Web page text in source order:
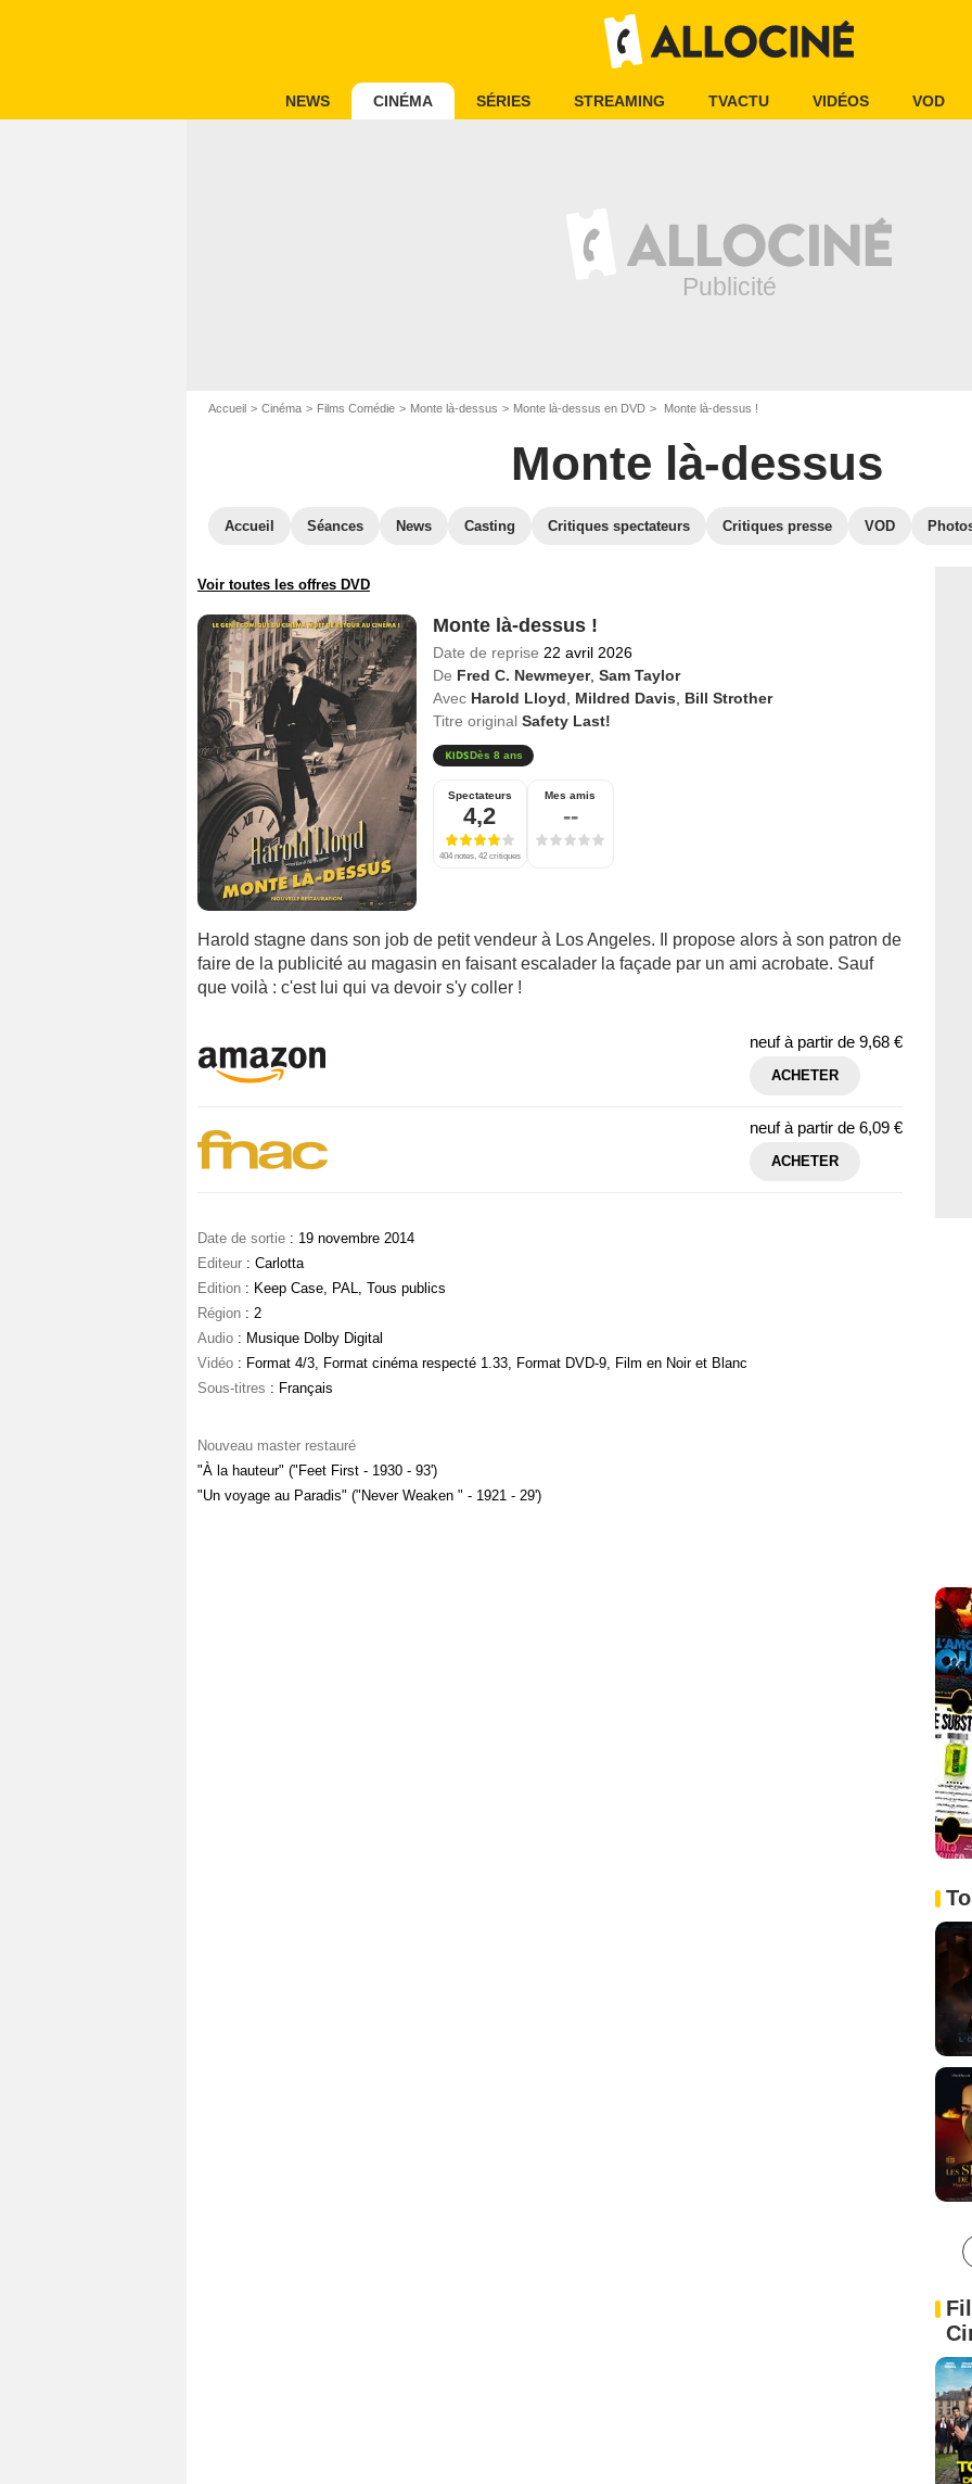
NEWS CINÉMA SÉRIES STREAMING TVACTU VIDÉOS VOD
Accueil Cinéma Films Comédie Monte là-dessus Monte là-dessus en DVD Monte là-dessus !
Monte là-dessus
Accueil Séances News Casting Critiques spectateurs Critiques presse VOD
Voir toutes les offres DVD
Monte là-dessus !
Date de reprise 22 avril 2026
De Fred C. Newmeyer, Sam Taylor
Avec Harold Lloyd Mildred Davis
Bill Strother
Titre original Safety Last!
Dès 8 ans
Spectateurs
4,2
404 notes, 42 critiques
Mes amis
--
Harold stagne dans son job de petit vendeur à Los Angeles. Il propose alors à son patron de
faire de la publicité au magasin en faisant escalader la façade par un ami acrobate. Sauf
que voilà : c'est lui qui va devoir s'y coller !
neuf à partir de 9,68 €
ACHETER
neuf à partir de 6,09 €
ACHETER
Date de sortie : 19 novembre 2014
Editeur : Carlotta
Edition : Keep Case, PAL, Tous publics
Région : 2
Audio : Musique Dolby Digital
Vidéo : Format 4/3, Format cinéma respecté 1.33, Format DVD-9, Film en Noir et Blanc
Sous-titres : Français
Nouveau master restauré
"À la hauteur" ("Feet First - 1930 - 93')
"Un voyage au Paradis" ("Never Weaken " - 1921 - 29')